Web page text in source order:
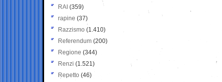
RAI (359)
rapine (37)
Razzismo (1.410)
Referendum (200)
Regione (344)
Renzi (1.521)
Repetto (46)